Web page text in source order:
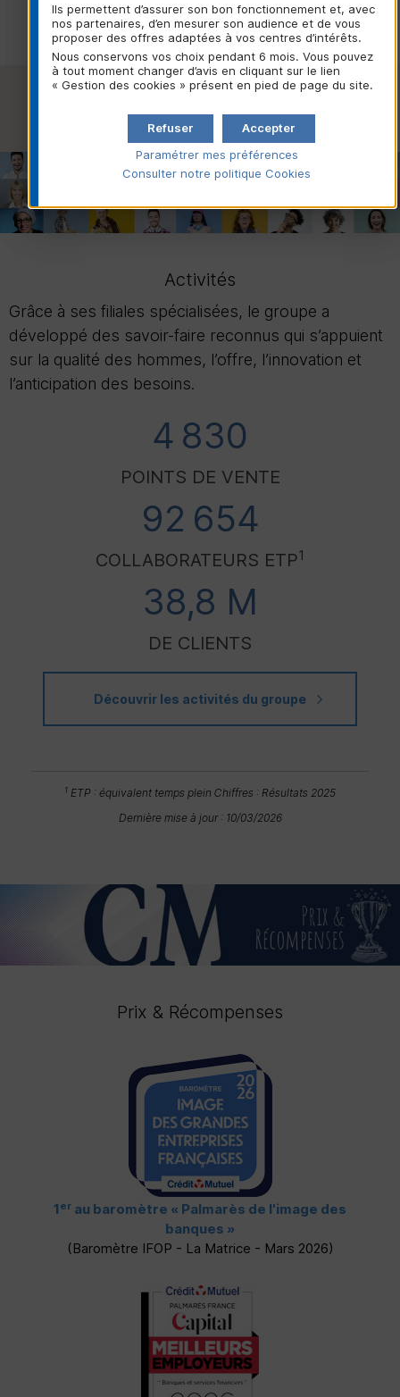
Lire la suite
Activités
Grâce à ses filiales spécialisées, le groupe a
développé des savoir-faire reconnus qui s’appuient
sur la qualité des hommes, l’offre, l’innovation et
l’anticipation des besoins.
4 830
POINTS DE VENTE
92 654
COLLABORATEURS ETP1
38,8 M
DE CLIENTS
Découvrir les activités du groupe
1 ETP : équivalent temps plein Chiffres : Résultats 2025
Dernière mise à jour : 10/03/2026
Prix & Récompenses
1 er au baromètre « Palmarès de l'image des
banques »
(Baromètre IFOP - La Matrice - Mars 2026)
Ils permettent d’assurer son bon fonctionnement et, avec
nos partenaires, d’en mesurer son audience et de vous
proposer des offres adaptées à vos centres d’intérêts.
Nous conservons vos choix pendant 6 mois. Vous pouvez
à tout moment changer d’avis en cliquant sur le lien
« Gestion des cookies » présent en pied de page du site.
Accepter
Refuser
Paramétrer mes préférences
Consulter notre politique Cookies